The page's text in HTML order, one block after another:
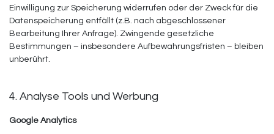
Einwilligung zur Speicherung widerrufen oder der Zweck für die
Datenspeicherung entfällt (z.B. nach abgeschlossener
Bearbeitung Ihrer Anfrage). Zwingende gesetzliche
Bestimmungen – insbesondere Aufbewahrungsfristen – bleiben
unberührt.
4. Analyse Tools und Werbung
Google Analytics